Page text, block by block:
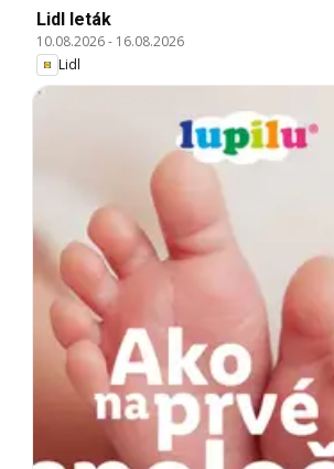
Lidl leták
10.08.2026- 16.08.2026
Lidl